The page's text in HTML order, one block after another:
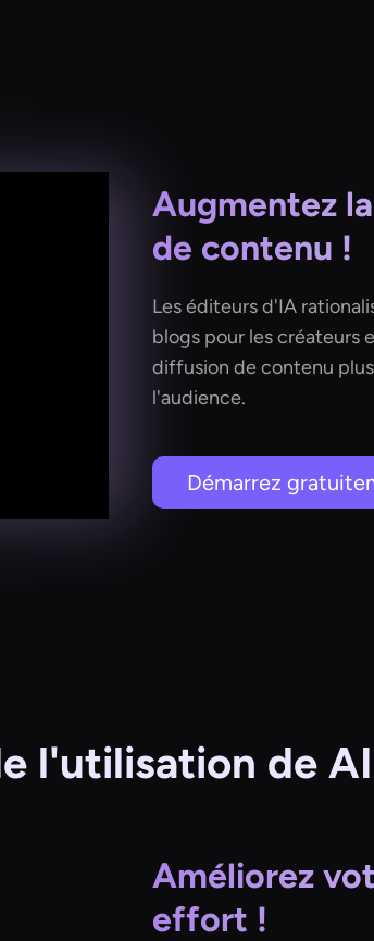
Augmentez
de contenu !
Les éditeurs d'IA
blogs pour les créateurs
diffusion de contenu
l'audience.
Démarrez
l'utilisation de
Améliorez
effort !